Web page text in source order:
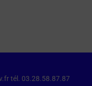
tél. 03.28.58.87.87